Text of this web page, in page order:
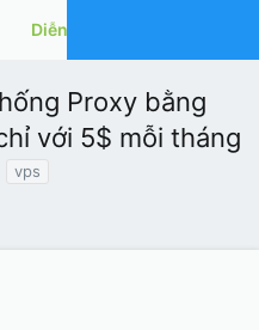
Diễn đàn
Proxy bằng
với 5$ mỗi tháng
ó
vps